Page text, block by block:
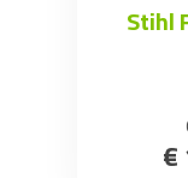
Stihl
€